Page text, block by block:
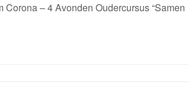
Corona – 4 Avonden Oudercursus “Samen